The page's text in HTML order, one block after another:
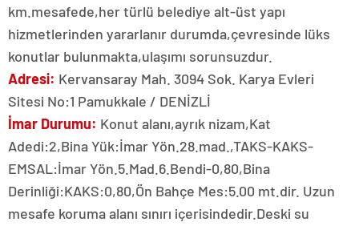
km.mesafede,her türlü belediye alt-üst yapı
hizmetlerinden yararlanır durumda,çevresinde lüks
konutlar bulunmakta,ulaşımı sorunsuzdur.
Adresi: Kervansaray Mah. 3094 Sok. Karya Evleri
Sitesi No:1 Pamukkale / DENİZLİ
İmar Durumu: Konut alanı,ayrık nizam,Kat
Adedi:2,Bina Yük:İmar Yön.28.mad.,TAKS-KAKS-
EMSAL:İmar Yön.5.Mad.6.Bendi-0,80,Bina
Derinliği:KAKS:0,80,Ön Bahçe Mes:5.00 mt.dir. Uzun
mesafe koruma alanı sınırı içerisindedir.Deski su